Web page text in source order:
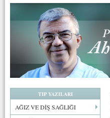
TIP YAZILARI
AĞIZ VE DİŞ SAĞLIĞI